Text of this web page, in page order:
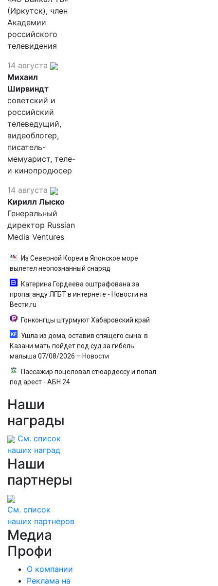
(Иркутск), член
Академии
российского
телевидения
14 августа
Михаил
Ширвиндт
советский и
российский
телеведущий,
видеоблогер,
писатель-
мемуарист, теле-
и кинопродюсер
14 августа
Кирилл Лыско
Генеральный
директор Russian
Media Ventures
Из Северной Кореи в Японское море
вылетел неопознанный снаряд
Катерина Гордеева оштрафована за
пропаганду ЛГБТ в интернете - Новости на
Вести.ru
Гонконгцы штурмуют Хабаровский край
Ушла из дома, оставив спящего сына: в
Казани мать пойдет под суд за гибель
малыша 07/08/2026 – Новости
Пассажир поцеловал стюардессу и попал
под арест - АБН 24
Наши
награды
См. список
наших наград
Наши
партнеры
См. список
наших партнеров
Медиа
Профи
О компании
Реклама на